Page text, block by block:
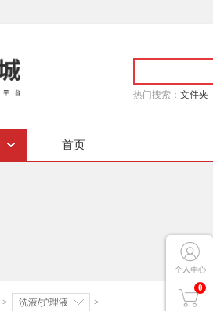
热门搜索： 文件夹
0
首页
> 洗液/护理液 >